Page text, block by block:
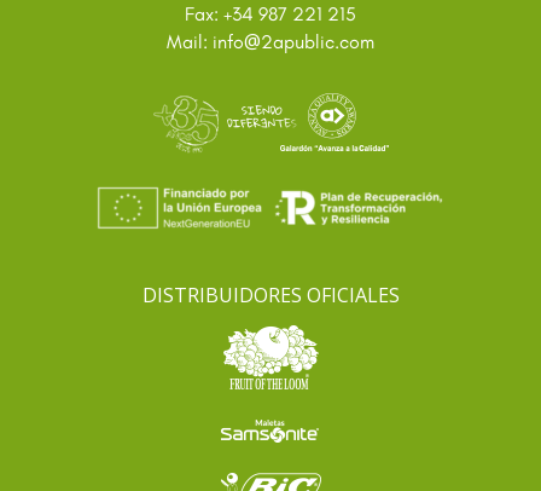
Fax: +34 987 221 215
Mail: info@2apublic.com
DISTRIBUIDORES OFICIALES